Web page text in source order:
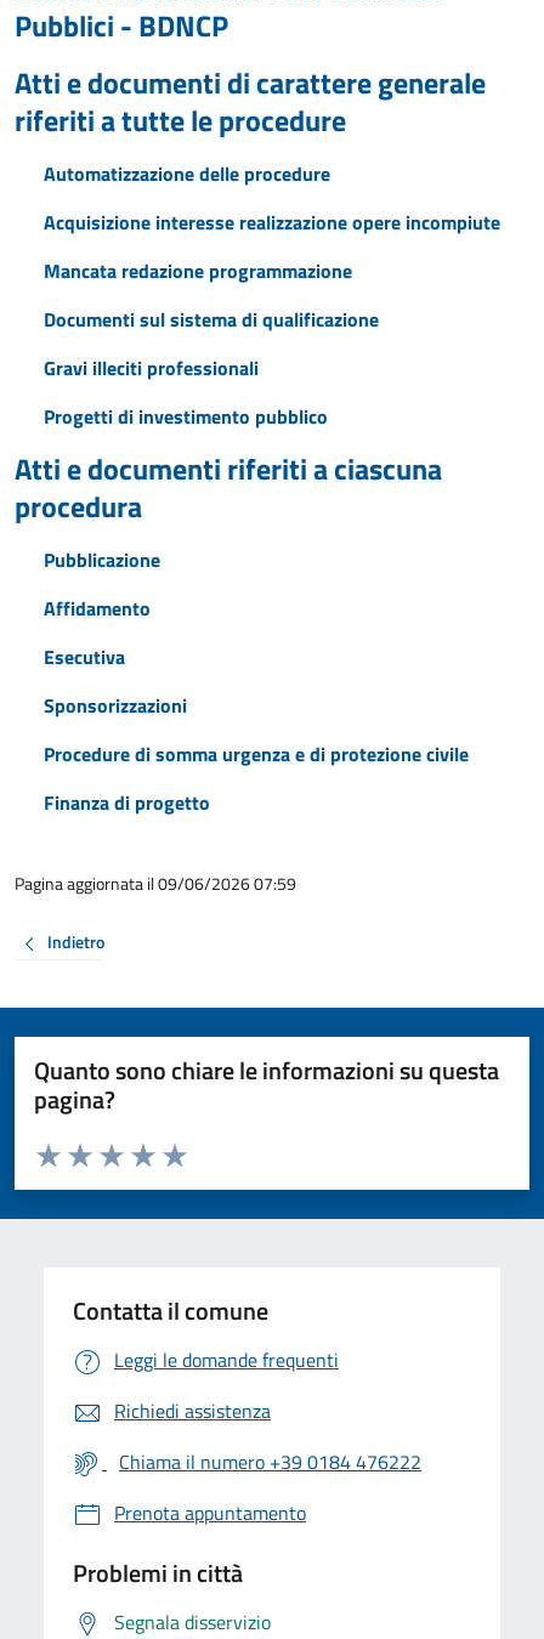
Pubblici - BDNCP
Atti e documenti di carattere generale
riferiti a tutte le procedure
Automatizzazione delle procedure
Acquisizione interesse realizzazione opere incompiute
Mancata redazione programmazione
Documenti sul sistema di qualificazione
Gravi illeciti professionali
Progetti di investimento pubblico
Atti e documenti riferiti a ciascuna
procedura
Pubblicazione
Affidamento
Esecutiva
Sponsorizzazioni
Procedure di somma urgenza e di protezione civile
Finanza di progetto
Pagina aggiornata il 09/06/2026 07:59
Indietro
Quanto sono chiare le informazioni su questa
pagina?
Valuta da 1 a 5 stelle la pagina
Valuta 5 stelle su 5
Valuta 4 stelle su 5
Valuta 3 stelle su 5
Valuta 2 stelle su 5
Valuta 1 stelle su 5
Contatta il comune
Leggi le domande frequenti
Richiedi assistenza
Chiama il numero +39 0184 476222
Prenota appuntamento
Problemi in città
Segnala disservizio